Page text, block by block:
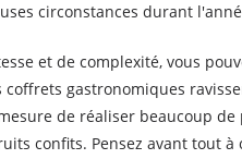
circonstances durant
et de complexité, vous
gastronomiques
de réaliser beaucoup
confits. Pensez avant tout à